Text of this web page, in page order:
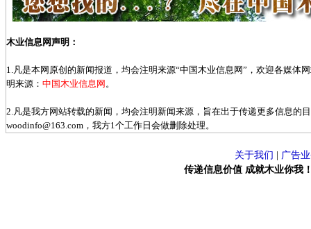
木业信息网声明：
1.凡是本网原创的新闻报道，均会注明来源“中国木业信息网”，欢迎各媒体
明来源： 中国木业信息网 。
2.凡是我方网站转载的新闻，均会注明新闻来源，旨在出于传递更多信息的
woodinfo@163.com，我方1个工作日会做删除处理。
关于我们
广告
传递信息价值 成就木业你我